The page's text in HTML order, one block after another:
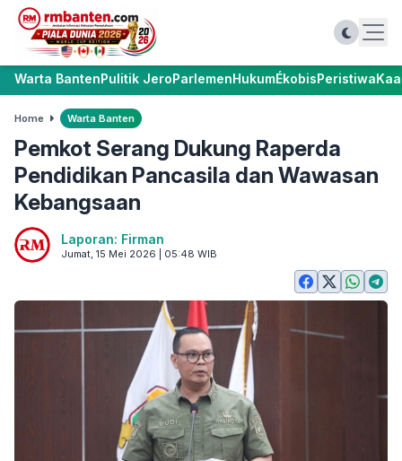
Warta BantenPulitik JeroParlemenHukumÉkobisPeristiwa
Home Warta Banten
Pemkot Serang Dukung Raperda
Pendidikan Pancasila dan Wawasan
Kebangsaan
Laporan: Firman
Jumat, 15 Mei 2026 | 05:48 WIB